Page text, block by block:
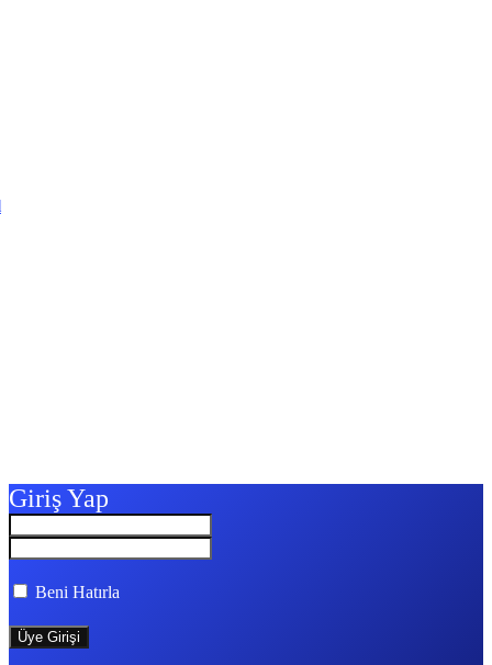
Giriş Yap
Beni Hatırla